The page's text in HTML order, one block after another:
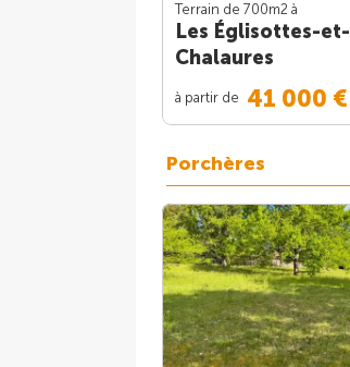
Terrain de 700m2 à
Les Églisottes-et-
Chalaures
à partir de 41 000 €
Porchères